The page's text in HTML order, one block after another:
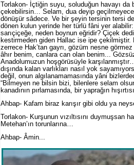
Torlakon- İçtiğin suyu, soluduğun havayı
çekebilirsin… Selam, dua deyip
dönüşür sâdece. Ve bir şeyin tersinin tersi
dönen kulun yerinde her türlü fâni yer
sarıçiçeğe, neden boynun eğridir? Çiçek
kestirmeden giden Hallac ise ipe çekilmiştir.
zerrece Hak’tan gayrı, gözüm nesne
âhır benim, canlara can olan benim...
Anadolumuzun hoşgörüsüyle
dışında kalan varlıkları nasıl yok
değil, onun algılanamamasında yâni
“Bilmeyen ne bilsin bizi, bilenlere selam
kanadının pırlamasında, bir yaprağın
Ahbap- Kafam biraz karışır gibi oldu ya
Torlakon- Kurşunun vızıltısını duymuşsan
Metehan’ın torunlarına…
Ahbap- Âmin...